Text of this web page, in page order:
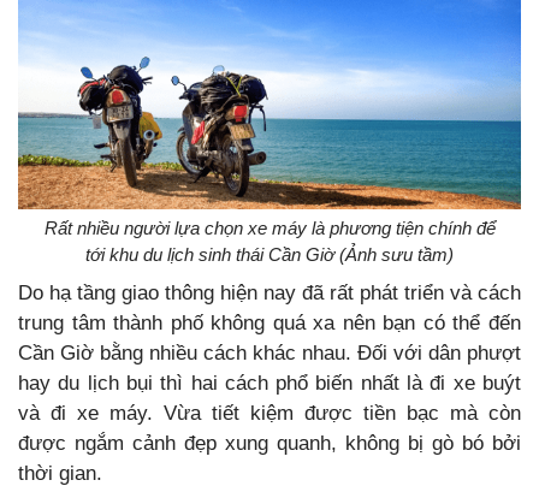
Rất nhiều người lựa chọn xe máy là phương tiện chính để
tới khu du lịch sinh thái Cần Giờ (Ảnh sưu tầm)
Do hạ tầng giao thông hiện nay đã rất phát triển và cách
trung tâm thành phố không quá xa nên bạn có thể đến
Cần Giờ bằng nhiều cách khác nhau. Đối với dân phượt
hay du lịch bụi thì hai cách phổ biến nhất là đi xe buýt
và đi xe máy. Vừa tiết kiệm được tiền bạc mà còn
được ngắm cảnh đẹp xung quanh, không bị gò bó bởi
thời gian.